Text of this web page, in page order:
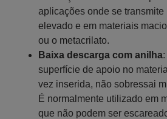
aplicações onde se transmite
elevado e em materiais
ou o metacrilato.
Baixa descarga com anilha
superfície de apoio no
vez inserida, não sobressai
É normalmente utilizado em
que não podem ser